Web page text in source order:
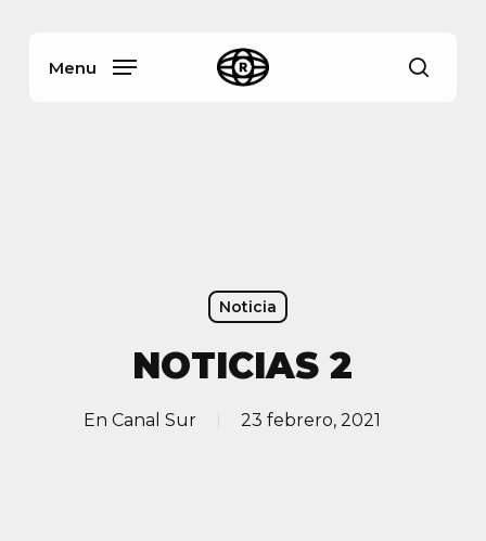
Menu
Noticia
NOTICIAS 2
En Canal Sur 23 febrero, 2021